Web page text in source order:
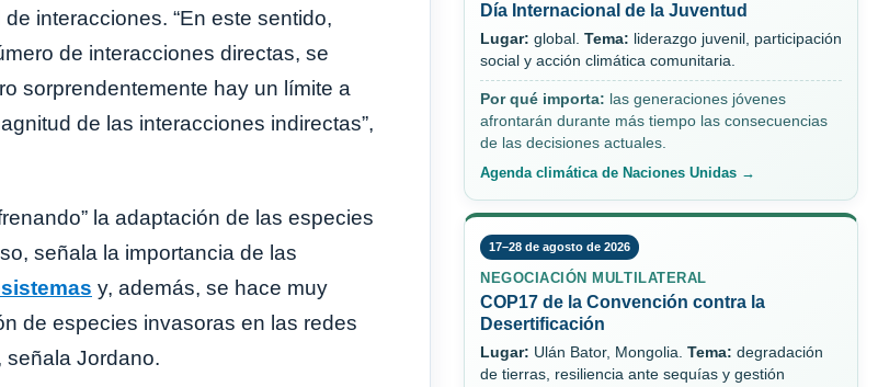
interacciones. “En este sentido,
de interacciones directas, se
sorprendentemente hay un límite a
de las interacciones indirectas”,
la adaptación de las especies
señala la importancia de las
y, además, se hace muy
de especies invasoras en las redes
señala Jordano.
Día Internacional de la Juventud
Lugar: global. Tema: liderazgo juvenil, participación
social y acción climática comunitaria.
Por qué importa: las generaciones jóvenes
afrontarán durante más tiempo las consecuencias
de las decisiones actuales.
Agenda climática de Naciones Unidas →
17–28 de agosto de 2026
NEGOCIACIÓN MULTILATERAL
COP17 de la Convención contra la
Desertificación
Lugar: Ulán Bator, Mongolia. Tema: degradación
de tierras, resiliencia ante sequías y gestión